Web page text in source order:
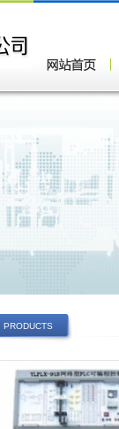
PRODUCTS